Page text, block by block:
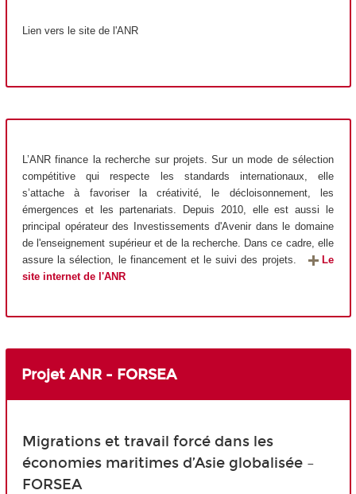
Lien vers le site de l'ANR
L’ANR finance la recherche sur projets. Sur un mode de sélection
compétitive qui respecte les standards internationaux, elle
s’attache à favoriser la créativité, le décloisonnement, les
émergences et les partenariats. Depuis 2010, elle est aussi le
principal opérateur des Investissements d'Avenir dans le domaine
de l'enseignement supérieur et de la recherche. Dans ce cadre, elle
assure la sélection, le financement et le suivi des projets.
Le
site internet de l'ANR
Projet ANR - FORSEA
Migrations et travail forcé dans les
économies maritimes d’Asie globalisée –
FORSEA